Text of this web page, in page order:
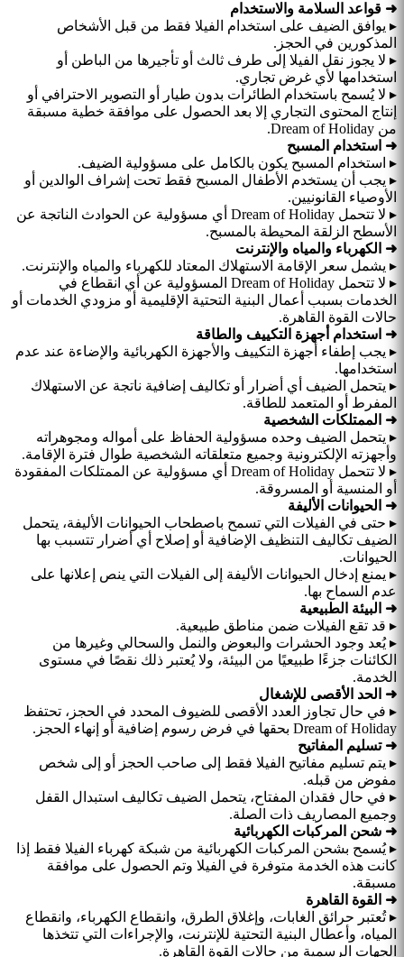
➜ قواعد السلامة والاستخدام
▸ يوافق الضيف على استخدام الفيلا فقط من قبل الأشخاص
المذكورين في الحجز.
▸ لا يجوز نقل الفيلا إلى طرف ثالث أو تأجيرها من الباطن أو
استخدامها لأي غرض تجاري.
▸ لا يُسمح باستخدام الطائرات بدون طيار أو التصوير الاحترافي أو
إنتاج المحتوى التجاري إلا بعد الحصول على موافقة خطية مسبقة
من Dream of Holiday.
➜ استخدام المسبح
▸ استخدام المسبح يكون بالكامل على مسؤولية الضيف.
▸ يجب أن يستخدم الأطفال المسبح فقط تحت إشراف الوالدين أو
الأوصياء القانونيين.
▸ لا تتحمل Dream of Holiday أي مسؤولية عن الحوادث الناتجة عن
الأسطح الزلقة المحيطة بالمسبح.
➜ الكهرباء والمياه والإنترنت
▸ يشمل سعر الإقامة الاستهلاك المعتاد للكهرباء والمياه والإنترنت.
▸ لا تتحمل Dream of Holiday المسؤولية عن أي انقطاع في
الخدمات بسبب أعمال البنية التحتية الإقليمية أو مزودي الخدمات أو
حالات القوة القاهرة.
➜ استخدام أجهزة التكييف والطاقة
▸ يجب إطفاء أجهزة التكييف والأجهزة الكهربائية والإضاءة عند عدم
استخدامها.
▸ يتحمل الضيف أي أضرار أو تكاليف إضافية ناتجة عن الاستهلاك
المفرط أو المتعمد للطاقة.
➜ الممتلكات الشخصية
▸ يتحمل الضيف وحده مسؤولية الحفاظ على أمواله ومجوهراته
وأجهزته الإلكترونية وجميع متعلقاته الشخصية طوال فترة الإقامة.
▸ لا تتحمل Dream of Holiday أي مسؤولية عن الممتلكات المفقودة
أو المنسية أو المسروقة.
➜ الحيوانات الأليفة
▸ حتى في الفيلات التي تسمح باصطحاب الحيوانات الأليفة، يتحمل
الضيف تكاليف التنظيف الإضافية أو إصلاح أي أضرار تتسبب بها
الحيوانات.
▸ يمنع إدخال الحيوانات الأليفة إلى الفيلات التي ينص إعلانها على
عدم السماح بها.
➜ البيئة الطبيعية
▸ قد تقع الفيلات ضمن مناطق طبيعية.
▸ يُعد وجود الحشرات والبعوض والنمل والسحالي وغيرها من
الكائنات جزءًا طبيعيًا من البيئة، ولا يُعتبر ذلك نقصًا في مستوى
الخدمة.
➜ الحد الأقصى للإشغال
▸ في حال تجاوز العدد الأقصى للضيوف المحدد في الحجز، تحتفظ
Dream of Holiday بحقها في فرض رسوم إضافية أو إنهاء الحجز.
➜ تسليم المفاتيح
▸ يتم تسليم مفاتيح الفيلا فقط إلى صاحب الحجز أو إلى شخص
مفوض من قبله.
▸ في حال فقدان المفتاح، يتحمل الضيف تكاليف استبدال القفل
وجميع المصاريف ذات الصلة.
➜ شحن المركبات الكهربائية
▸ يُسمح بشحن المركبات الكهربائية من شبكة كهرباء الفيلا فقط إذا
كانت هذه الخدمة متوفرة في الفيلا وتم الحصول على موافقة
مسبقة.
➜ القوة القاهرة
▸ تُعتبر حرائق الغابات، وإغلاق الطرق، وانقطاع الكهرباء، وانقطاع
المياه، وأعطال البنية التحتية للإنترنت، والإجراءات التي تتخذها
الجهات الرسمية من حالات القوة القاهرة.